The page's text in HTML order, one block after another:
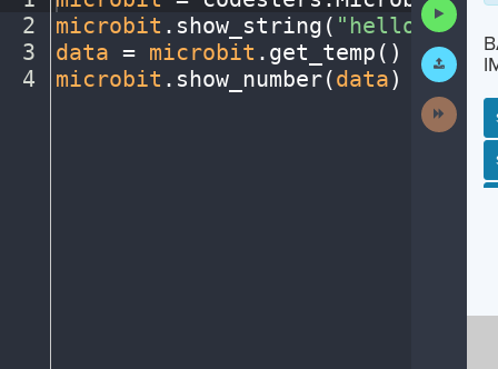
2
3
4
microbit . show_string( "hello")¬
data = microbit . get_temp()
microbit . show_number(data)
Code
Submit
Work
Activity